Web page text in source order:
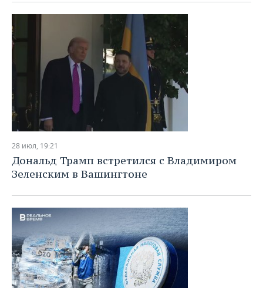
28 июл, 19:21
Дональд Трамп встретился с Владимиром
Зеленским в Вашингтоне